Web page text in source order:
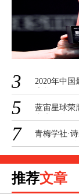
3
2020年中
大奖
5
蓝宙星球荣
力店铺奖
7
青梅学社·
·2020-2021
推荐文章